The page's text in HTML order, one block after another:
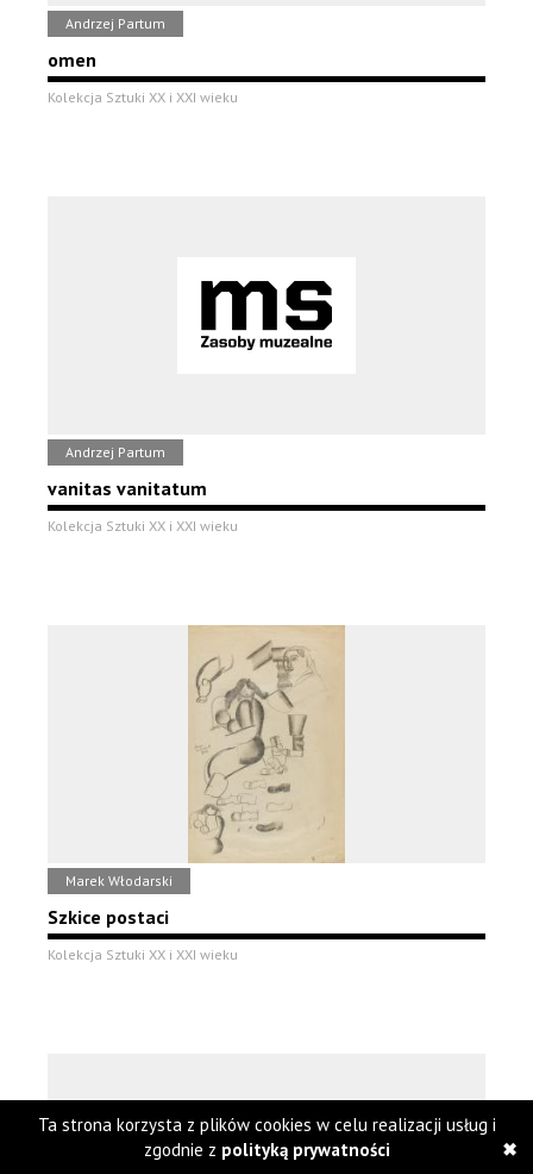
Andrzej Partum
omen
Kolekcja Sztuki XX i XXI wieku
Andrzej Partum
vanitas vanitatum
Kolekcja Sztuki XX i XXI wieku
Marek Włodarski
Szkice postaci
Kolekcja Sztuki XX i XXI wieku
Ta strona korzysta z plików cookies w celu realizacji usług i
zgodnie z polityką prywatności